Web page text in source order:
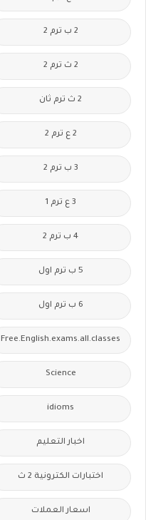
2 ب ترم 2
2 ث ترم 2
2 ث ترم ثان
2 ع ترم 2
3 ب ترم 2
3 ع ترم 1
4 ب ترم 2
5 ب ترم اول
6 ب ترم اول
Free.English.exams.all.classes
Science
idioms
اخبار التعليم
اختبارات الكترونية 2 ث
اسعار العملات